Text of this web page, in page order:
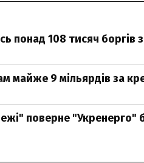
понад 108 тисяч боргів
майже 9 мільярдів за
поверне "Укренерго"